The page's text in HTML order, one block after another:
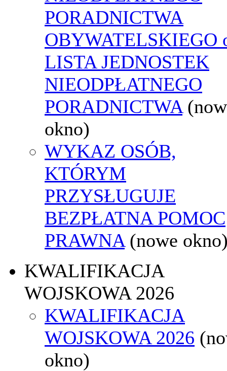
PORADNICTWA
OBYWATELSKIEGO
LISTA JEDNOSTEK
NIEODPŁATNEGO
PORADNICTWA
okno)
WYKAZ OSÓB,
KTÓRYM
PRZYSŁUGUJE
BEZPŁATNA POMOC
PRAWNA (nowe
KWALIFIKACJA
WOJSKOWA 2026
KWALIFIKACJA
WOJSKOWA 2026
okno)